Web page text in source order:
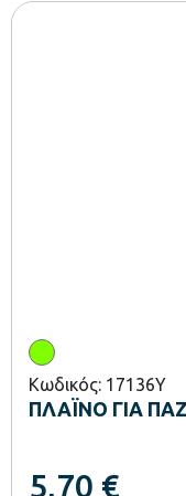
Κωδικός: 17136Y
ΠΛΑΪΝΟ ΓΙΑ
5,70 €